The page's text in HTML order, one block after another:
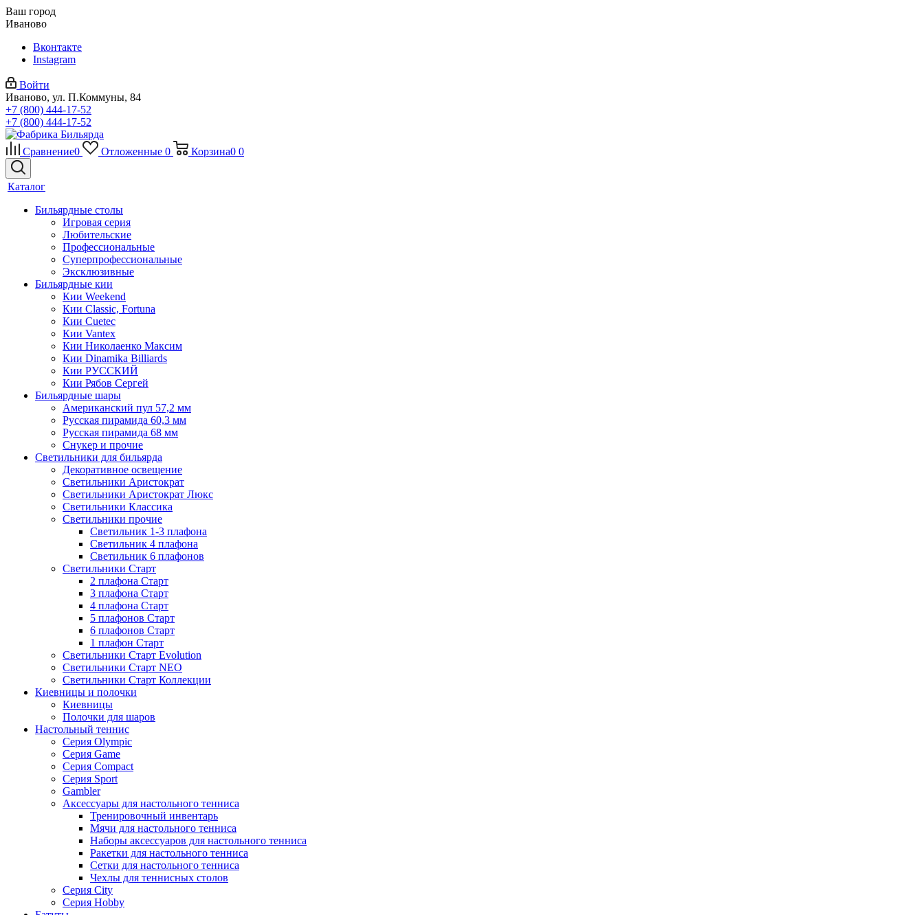
Ваш город
Иваново
Вконтакте
Instagram
Войти
Иваново, ул. П.Коммуны, 84
+7 (800) 444-17-52
+7 (800) 444-17-52
Сравнение0 Отложенные 0 Корзина0 0
Каталог
Бильярдные столы
Игровая серия
Любительские
Профессиональные
Суперпрофессиональные
Эксклюзивные
Бильярдные кии
Кии Weekend
Кии Classic, Fortuna
Кии Cuetec
Кии Vantex
Кии Николаенко Максим
Кии Dinamika Billiards
Кии РУССКИЙ
Кии Рябов Сергей
Бильярдные шары
Американский пул 57,2 мм
Русская пирамида 60,3 мм
Русская пирамида 68 мм
Снукер и прочие
Светильники для бильярда
Декоративное освещение
Светильники Аристократ
Светильники Аристократ Люкс
Светильники Классика
Светильники прочие
Светильник 1-3 плафона
Светильник 4 плафона
Светильник 6 плафонов
Светильники Старт
2 плафона Старт
3 плафона Старт
4 плафона Старт
5 плафонов Старт
6 плафонов Старт
1 плафон Старт
Светильники Старт Evolution
Светильники Старт NEO
Светильники Старт Коллекции
Киевницы и полочки
Киевницы
Полочки для шаров
Настольный теннис
Серия Olympic
Серия Game
Серия Compact
Серия Sport
Gambler
Аксессуары для настольного тенниса
Тренировочный инвентарь
Мячи для настольного тенниса
Наборы аксессуаров для настольного тенниса
Ракетки для настольного тенниса
Сетки для настольного тенниса
Чехлы для теннисных столов
Серия City
Серия Hobby